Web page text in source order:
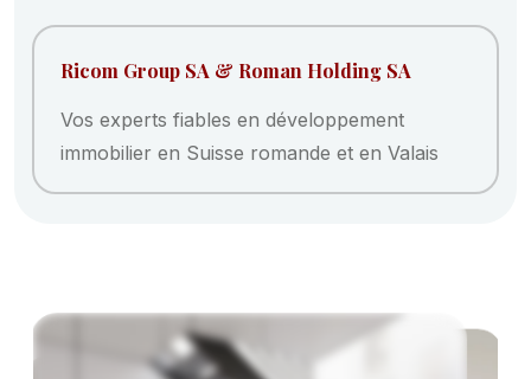
Ricom Group SA & Roman Holding SA
Vos experts fiables en développement
immobilier en Suisse romande et en Valais
n
t